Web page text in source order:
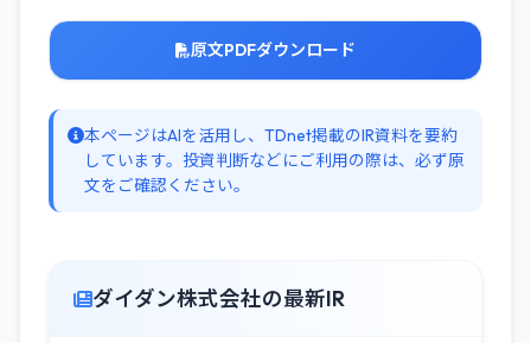
原文PDFダウンロード
本ページはAIを活用し、TDnet掲載のIR資料を要約
しています。投資判断などにご利用の際は、必ず原
文をご確認ください。
ダイダン株式会社の最新IR